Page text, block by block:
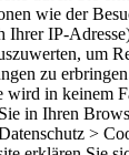
wie der
Ihrer IP-
um
zu
in keinem
in Ihren
>